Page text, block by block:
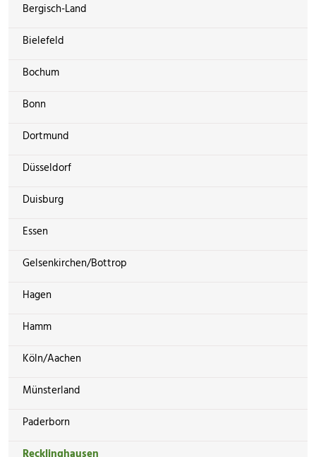
Bergisch-Land
Bielefeld
Bochum
Bonn
Dortmund
Düsseldorf
Duisburg
Essen
Gelsenkirchen/Bottrop
Hagen
Hamm
Köln/Aachen
Münsterland
Paderborn